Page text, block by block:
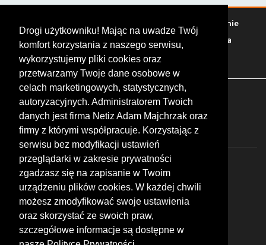
Drogi użytkowniku! Mając na uwadze Twój
komfort korzystania z naszego serwisu,
wykorzystujemy pliki cookies oraz
przetwarzamy Twoje dane osobowe w
celach marketingowych, statystycznych,
autoryzacyjnych. Administratorem Twoich
danych jest firma Netiz Adam Majchrzak oraz
firmy z którymi współpracuje. Korzystając z
serwisu bez modyfikacji ustawień
przeglądarki w zakresie prywatności
zgadzasz się na zapisanie w Twoim
urządzeniu plików cookies. W każdej chwili
możesz zmodyfikować swoje ustawienia
oraz skorzystać ze swoich praw,
szczegółowe informacje są dostępne w
Warto zobaczyć Serwisy Stacje paliw
Jedzenie
Bary Zakwaterowanie Tory Zloty Rajdy
Spotkania
Targi Giełdy Szkolenia
FOLLOW US
© 2026 by MotoWhizzer.com
All rights reserved.